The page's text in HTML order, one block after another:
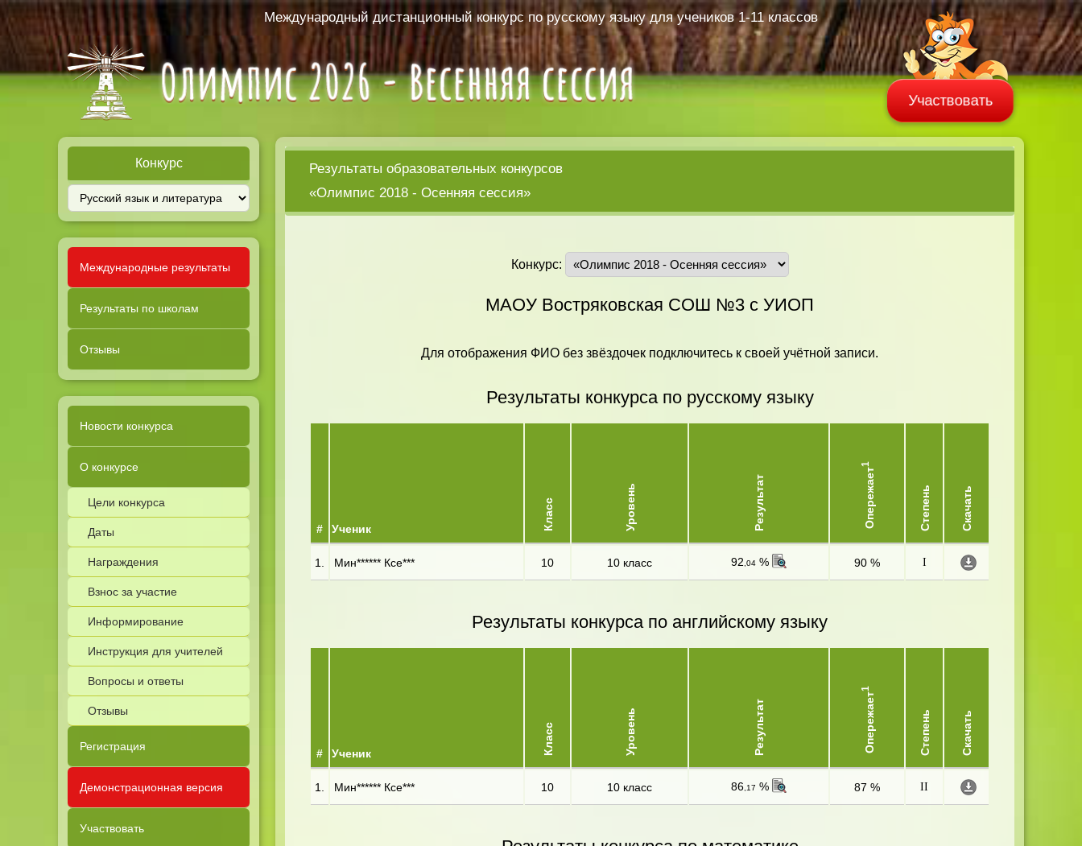
Международный дистанционный конкурс по русскому языку для учеников 1-11 классов
Участвовать
Конкурс
Международные результаты
Результаты по школам
Отзывы
Новости конкурса
О конкурсе
Цели конкурса
Даты
Награждения
Взнос за участие
Информирование
Инструкция для учителей
Вопросы и ответы
Отзывы
Регистрация
Демонстрационная версия
Участвовать
Результаты образовательных конкурсов
«Олимпис 2018 - Осенняя сессия»
Конкурс:
МАОУ Востряковская СОШ №3 с УИОП
Для отображения ФИО без звёздочек подключитесь к своей учётной записи.
Результаты конкурса по русскому языку
# Ученик Класс Уровень Результат Опережает
1
Степень Скачать
1. Мин****** Ксе*** 10 10 класс 92 ,04 % 90 % I
Результаты конкурса по английскому языку
# Ученик Класс Уровень Результат Опережает
1
Степень Скачать
1. Мин****** Ксе*** 10 10 класс 86 ,17 % 87 % II